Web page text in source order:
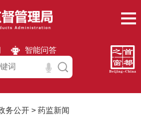
智能问答
移动版
务公开 > 药监新闻